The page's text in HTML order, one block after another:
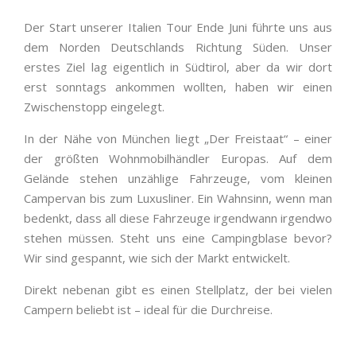
Der Start unserer Italien Tour Ende Juni führte uns aus
dem Norden Deutschlands Richtung Süden. Unser
erstes Ziel lag eigentlich in Südtirol, aber da wir dort
erst sonntags ankommen wollten, haben wir einen
Zwischenstopp eingelegt.
In der Nähe von München liegt „Der Freistaat“ – einer
der größten Wohnmobilhändler Europas. Auf dem
Gelände stehen unzählige Fahrzeuge, vom kleinen
Campervan bis zum Luxusliner. Ein Wahnsinn, wenn man
bedenkt, dass all diese Fahrzeuge irgendwann irgendwo
stehen müssen. Steht uns eine Campingblase bevor?
Wir sind gespannt, wie sich der Markt entwickelt.
Direkt nebenan gibt es einen Stellplatz, der bei vielen
Campern beliebt ist – ideal für die Durchreise.